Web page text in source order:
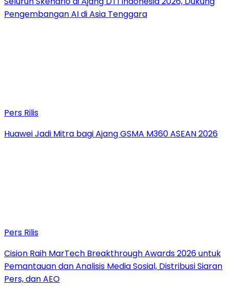
Pengembangan AI di Asia Tenggara
Pers Rilis
Huawei Jadi Mitra bagi Ajang GSMA M360 ASEAN 2026
Pers Rilis
Cision Raih MarTech Breakthrough Awards 2026 untuk
Pemantauan dan Analisis Media Sosial, Distribusi Siaran
Pers, dan AEO